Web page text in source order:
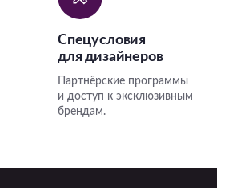
Спецусловия
для дизайнеров
Партнёрские программы
и доступ к эксклюзивным
брендам.